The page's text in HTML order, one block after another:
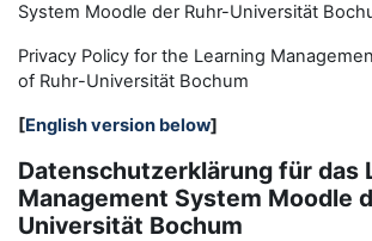
System Moodle der Ruhr-Universität
Privacy Policy for the Learning M
of Ruhr-Universität Bochum
[English version below]
Datenschutzerklärung für das
Management System Moodle
Universität Bochum